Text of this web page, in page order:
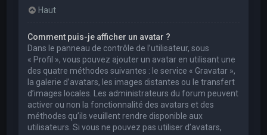
Haut
Comment puis-je afficher un avatar ?
Dans le panneau de contrôle de l’utilisateur, sous
« Profil », vous pouvez ajouter un avatar en utilisant une
des quatre méthodes suivantes : le service « Gravatar »,
la galerie d’avatars, les images distantes ou le transfert
d’images locales. Les administrateurs du forum peuvent
activer ou non la fonctionnalité des avatars et des
méthodes qu’ils veuillent rendre disponible aux
utilisateurs. Si vous ne pouvez pas utiliser d’avatars,